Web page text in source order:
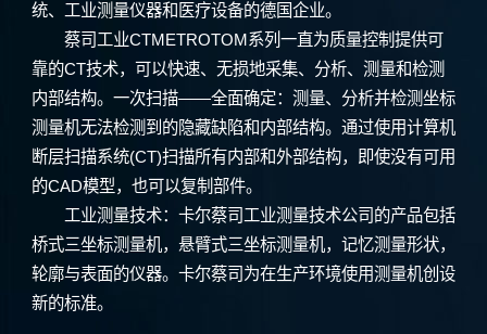
统、工业测量仪器和医疗设备的德国企业。
蔡司工业CTMETROTOM系列一直为质量控制提供可
靠的CT技术，可以快速、无损地采集、分析、测量和检测
内部结构。一次扫描——全面确定：测量、分析并检测坐标
测量机无法检测到的隐藏缺陷和内部结构。通过使用计算机
断层扫描系统(CT)扫描所有内部和外部结构，即使没有可用
的CAD模型，也可以复制部件。
工业测量技术：卡尔蔡司工业测量技术公司的产品包括
桥式三坐标测量机，悬臂式三坐标测量机，记忆测量形状，
轮廓与表面的仪器。卡尔蔡司为在生产环境使用测量机创设
新的标准。